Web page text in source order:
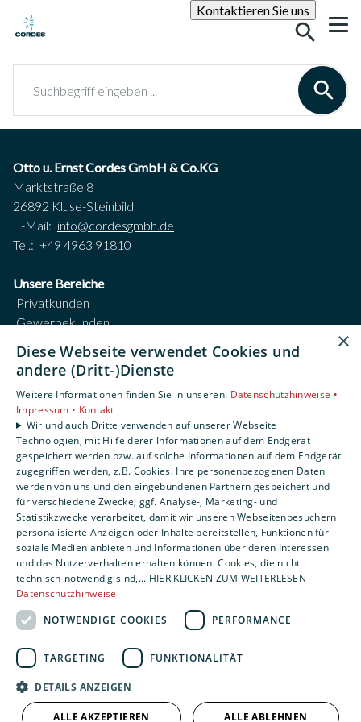
Kontaktieren Sie unsSuche
Otto u. Ernst Cordes GmbH & Co.KG
Marktstraße 8
26892 Kluse-Steinbild
E-Mail: info@cordesgmbh.de
Tel.: +49 4963 91810
Unsere Bereiche
Privatkunden
Gewerbekunden
Unternehmen
Kontakt
Impressum
Datenschutzerklärung
AGB
Barrierefreiheitserklärung
×
Diese Webseite verwendet Cookies und
andere (Dritt-)Dienste
Weitere Informationen finden Sie in unseren: Datenschutzhinweise •
Impressum • Kontakt
Wir und auch Dritte verwenden auf unserer Webseite
Technologien, mit Hilfe derer Informationen auf dem Endgerät
gespeichert werden bzw. auf solche Informationen auf dem Endgerät
zugegriffen werden, z.B. Cookies. Ihre personenbezogenen Daten
werden von uns und den eingebundenen Partnern gespeichert und
für verschiedene Zwecke, ggf. Analyse-, Marketing- und
Statistikzwecke verarbeitet, damit wir unseren Webseitenbesuchern
personalisierte Anzeigen oder Inhalte bereitstellen, Funktionen für
soziale Medien anbieten und Informationen über deren Interessen
und das Nutzerverhalten erhalten können. Cookies, die nicht
technisch-notwendig sind,... HIER KLICKEN ZUM WEITERLESEN
Datenschutzhinweise
NOTWENDIGE COOKIES
PERFORMANCE
TARGETING FUNKTIONALITÄT
DETAILS ANZEIGEN
ALLE AKZEPTIEREN ALLE ABLEHNEN